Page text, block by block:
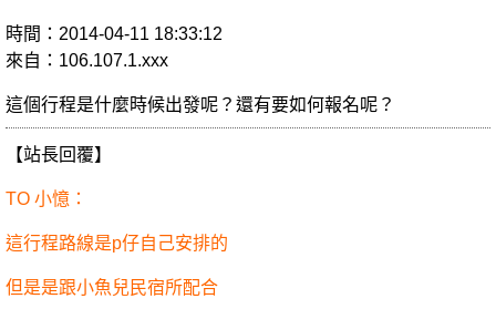
時間：2014-04-11 18:33:12
來自：106.107.1.xxx
這個行程是什麼時候出發呢？還有要如何報名呢？
【站長回覆】
TO 小憶：
這行程路線是p仔自己安排的
但是是跟小魚兒民宿所配合